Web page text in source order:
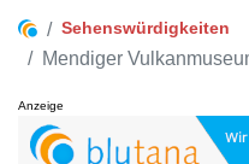
Sehenswürdigkeiten
Mendiger
Anzeige